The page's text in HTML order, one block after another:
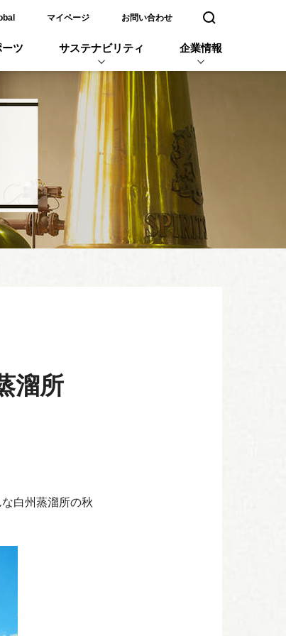
新しいウィンドウで開く
マイページ お問い合わせ 検索窓を開く
ツ サステナビリティ 企業情報
溜所
白州蒸溜所の秋